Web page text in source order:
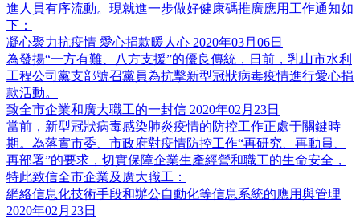
進人員有序流動。現就進一步做好健康碼推廣應用工作通知如
下：
凝心聚力抗疫情 愛心捐款暖人心 2020年03月06日
為發揚“一方有難、八方支援”的優良傳統，日前，乳山市水利
工程公司黨支部號召黨員為抗擊新型冠狀病毒疫情進行愛心捐
款活動。
致全市企業和廣大職工的一封信 2020年02月23日
當前，新型冠狀病毒感染肺炎疫情的防控工作正處于關鍵時
期。為落實市委、市政府對疫情防控工作“再研究、再動員、
再部署”的要求，切實保障企業生產經營和職工的生命安全，
特此致信全市企業及廣大職工：
網絡信息化技術手段和辦公自動化等信息系統的應用與管理
2020年02月23日